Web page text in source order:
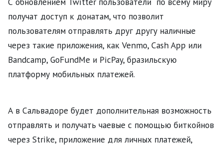
она купила…
получат доступ к донатам, что позволит
пользователям отправлять друг другу наличные
через такие приложения, как Venmo, Cash App или
Bandcamp, GoFundMe и PicPay, бразильскую
платформу мобильных платежей.
А в Сальвадоре будет дополнительная возможность
отправлять и получать чаевые с помощью биткойнов
через Strike, приложение для личных платежей,